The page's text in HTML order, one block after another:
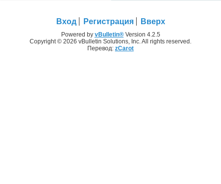
Вход Регистрация Вверх
Powered by vBulletin®Version 4.2.5
Copyright © 2026 vBulletin Solutions, Inc. All rights reserved.
Перевод: zCarot